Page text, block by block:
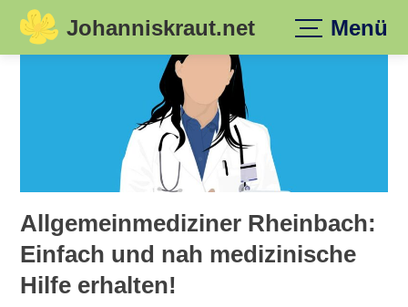
Skip
Johanniskraut.net Menü
Allgemeinmediziner Rheinbach:
Einfach und nah medizinische
Hilfe erhalten!